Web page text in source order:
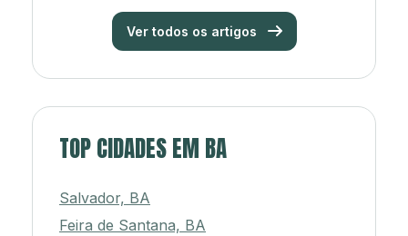
Ver todos os artigos
TOP CIDADES EM BA
Salvador, BA
Feira de Santana, BA